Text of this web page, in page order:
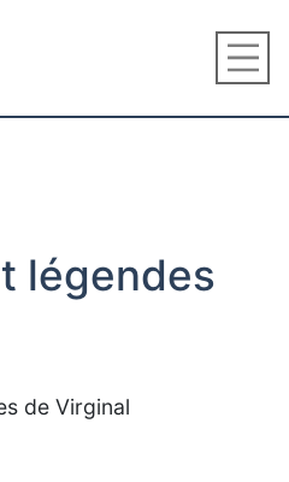
légendes
de Virginal